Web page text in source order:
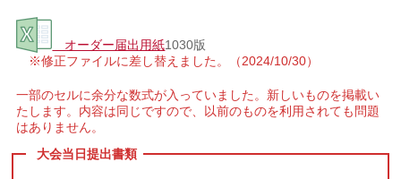
オーダー届出用紙1030版
※修正ファイルに差し替えました。（2024/10/30）
一部のセルに余分な数式が入っていました。新しいものを掲載い
たします。内容は同じですので、以前のものを利用されても問題
はありません。
大会当日提出書類